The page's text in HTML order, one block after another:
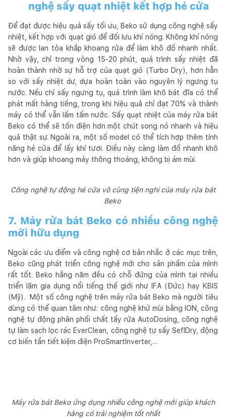
nghệ sấy quạt nhiệt kết hợp hé cửa
Để đạt được hiệu quả sấy tối ưu, Beko sử dụng công nghệ sấy
nhiệt, kết hợp với quạt gió để đối lưu khí nóng. Không khí nóng
sẽ được lan tỏa khắp khoang rửa để làm khô đồ nhanh nhất.
Nhờ vậy, chỉ trong vòng 15-20 phút, quá trình sấy nhiệt đã
hoàn thành nhờ sự hỗ trợ của quạt gió (Turbo Dry), hơn hẳn
so với sấy nhiệt dư, dựa hoàn toàn vào nguyên lý ngưng tụ
nước. Nếu chỉ sấy ngưng tụ, quá trình làm khô bát đĩa có thể
phát mất hàng tiếng, trong khi hiệu quả chỉ đạt 70% và thành
máy có thể vẫn lấm tấm nước. Sấy quạt nhiệt của máy rửa bát
Beko có thể sẽ tốn điện hơn một chút song nó nhanh và hiệu
quả thật sự. Ngoài ra, một số model có thể tích hợp thêm tính
năng hé cửa để lấy khí tươi. Điều này càng làm đồ nhanh khô
hơn và giúp khoang máy thông thoáng, không bị ám mùi.
Công nghệ tự động hé cửa vô cùng tiện nghi của máy rửa bát
Beko
7. Máy rửa bát Beko có nhiều công nghệ
mới hữu dụng
Ngoài các ưu điểm và công nghệ cơ bản nhắc ở các mục trên,
Beko cũng phát triển công nghệ mới cho sản phẩm của mình
rất tốt. Beko hằng năm đều có chỗ đứng của mình tại nhiều
triển lãm gia dụng nổi tiếng thế giới như IFA (Đức) hay KBIS
(Mỹ). Một số công nghệ trên máy rửa bát Beko mà người tiêu
dùng có thể quan tâm như: công nghệ khử mùi bằng ION, công
nghệ tự động phân phối chất tẩy rửa AutoDosing, công nghệ
tự làm sạch lọc rác EverClean, công nghệ tự sấy SeflDry, động
cơ biến tần tiết kiệm điện ProSmartInverter,…
Máy rửa bát Beko ứng dụng nhiều công nghệ mới giúp khách
hàng có trải nghiệm tốt nhất